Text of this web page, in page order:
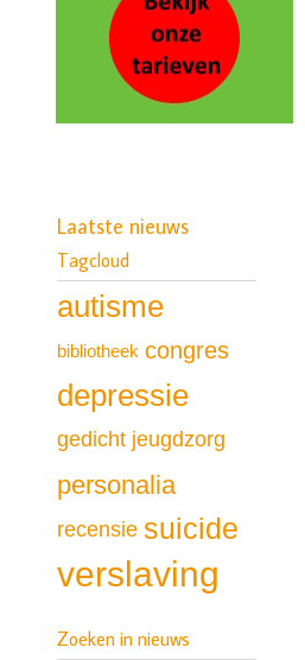
Laatste nieuws
Tagcloud
autisme
bibliotheek congres
depressie
gedicht jeugdzorg
personalia
recensie suicide
verslaving
Zoeken in nieuws